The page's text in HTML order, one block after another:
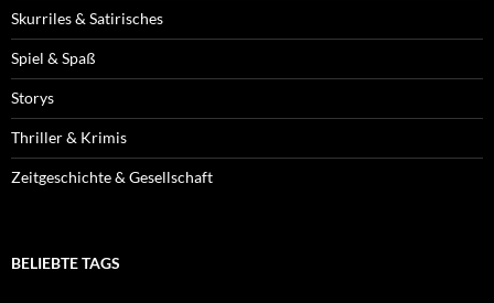
Skurriles & Satirisches
Spiel & Spaß
Storys
Thriller & Krimis
Zeitgeschichte & Gesellschaft
BELIEBTE TAGS